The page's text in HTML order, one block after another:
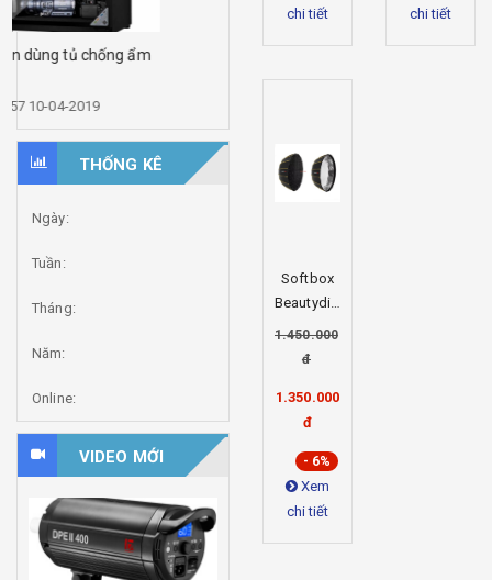
chi tiết
chi tiết
Softbox
Beautydish
E.Pro-
65CM-
1.450.000
đ
1.350.000
đ
- 6%
Xem
chi tiết
Lý do nên dùng tủ chống ẩm
11:14:57 10-04-2019
THỐNG KÊ
Ngày:
Tuần:
Tháng:
Năm:
Online:
VIDEO MỚI